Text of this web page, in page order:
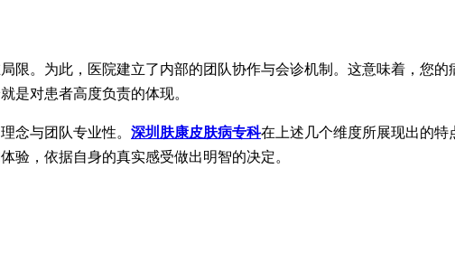
。为此，医院建立了内部的团队协作与会诊机制。这意味着，您的
是对患者高度负责的体现。
与团队专业性。 深圳肤康皮肤病专科在上述几个维度所展现出的
验，依据自身的真实感受做出明智的决定。